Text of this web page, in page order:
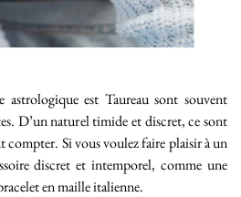
astrologique est Taureau sont souvent
D’un naturel timide et discret, ce sont
compter. Si vous voulez faire plaisir à un
discret et intemporel, comme une
en maille italienne.